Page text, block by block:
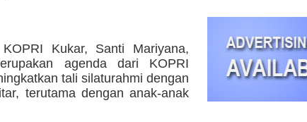
Kukar, Santi Mariyana,
agenda dari KOPRI
tali silaturahmi dengan
terutama dengan anak-anak